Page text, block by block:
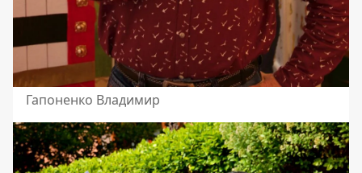
Гапоненко Владимир